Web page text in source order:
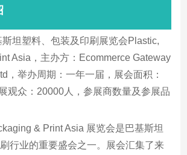
坦塑料、包装及印刷展览会Plastic,
Asia，主办方：Ecommerce Gateway
，举办周期：一年一届，展会面积：
观众：20000人，参展商数量及参展品
& Print Asia 展览会是巴基斯坦
行业的重要盛会之一。展会汇集了来